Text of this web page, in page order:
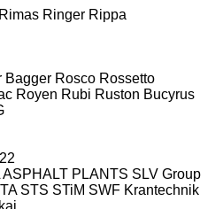
Rimas Ringer Rippa
Bagger Rosco Rossetto
Royen Rubi Ruston Bucyrus
ASPHALT PLANTS SLV Group
STS STiM SWF Krantechnik